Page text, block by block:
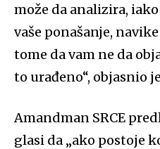
može da analizira,
vaše ponašanje,
tome da vam ne da
to urađeno“, objasnio
Amandman SRCE
glasi da „ako postoje